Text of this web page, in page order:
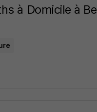
à Domicile à